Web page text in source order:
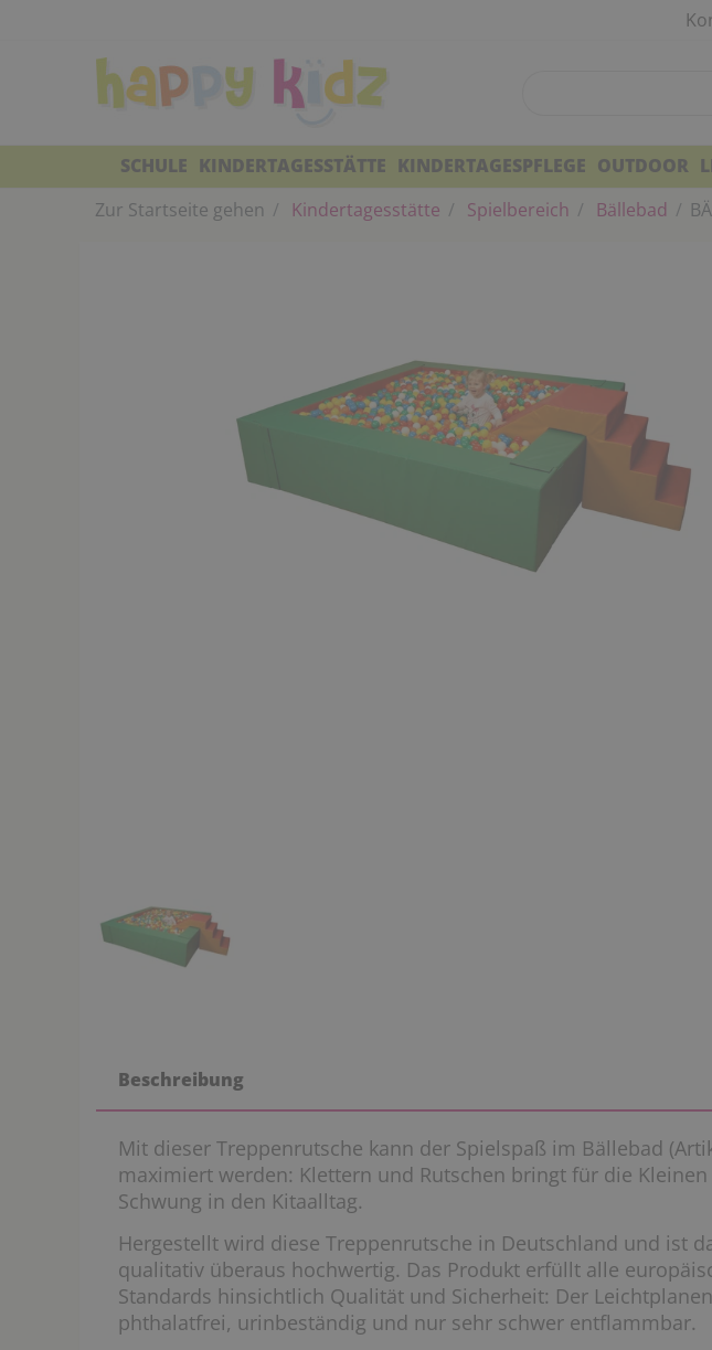
SCHULE KINDERTAGESSTÄTTE KINDERTAGESPFLEGE OUTDOOR
Zur Startseite gehen
Kindertagesstätte Spielbereich Bällebad
Beschreibung
Mit dieser Treppenrutsche kann der Spielspaß im Bällebad
maximiert werden: Klettern und Rutschen bringt für die
Schwung in den Kitaalltag.
Hergestellt wird diese Treppenrutsche in Deutschland und ist
qualitativ überaus hochwertig. Das Produkt erfüllt alle
Standards hinsichtlich Qualität und Sicherheit: Der
phthalatfrei, urinbeständig und nur sehr schwer entflammbar.